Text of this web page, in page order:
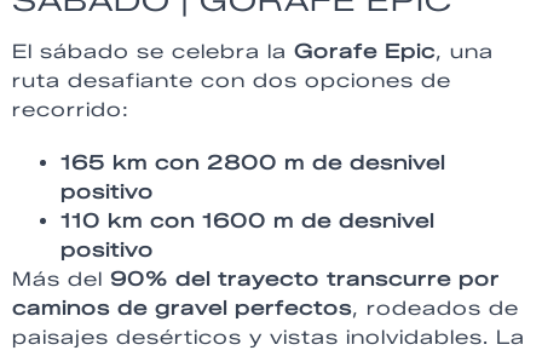
El sábado se celebra la Gorafe Epic, una
ruta desafiante con dos opciones de
recorrido:
165 km con 2800 m de desnivel
positivo
110 km con 1600 m de desnivel
positivo
Más del 90% del trayecto transcurre por
caminos de gravel perfectos, rodeados de
paisajes desérticos y vistas inolvidables. La